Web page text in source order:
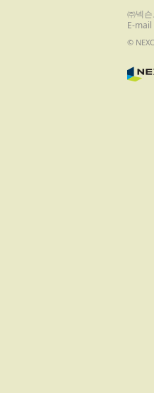
㈜넥
E-
©